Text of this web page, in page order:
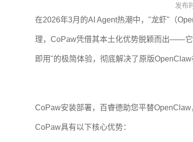
发布
在2026年3月的AI Agent热潮中，"龙虾"（
理，CoPaw凭借其本土化优势脱颖而出——
即用"的极简体验，彻底解决了原版
CoPaw安装部署，百睿德助您平替
CoPaw具有以下核心优势：